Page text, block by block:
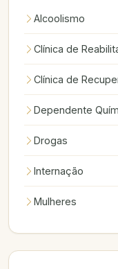
Alcoolismo
Clínica de
Clínica de
Dependente
Drogas
Internação
Mulheres